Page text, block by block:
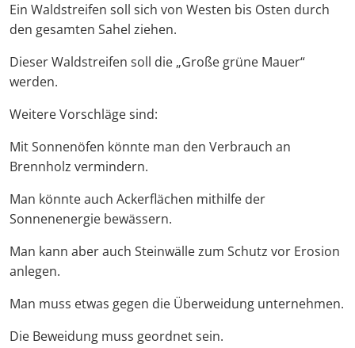
Ein Waldstreifen soll sich von Westen bis Osten durch
den gesamten Sahel ziehen.
Dieser Waldstreifen soll die „Große grüne Mauer“
werden.
Weitere Vorschläge sind:
Mit Sonnenöfen könnte man den Verbrauch an
Brennholz vermindern.
Man könnte auch Ackerflächen mithilfe der
Sonnenenergie bewässern.
Man kann aber auch Steinwälle zum Schutz vor Erosion
anlegen.
Man muss etwas gegen die Überweidung unternehmen.
Die Beweidung muss geordnet sein.